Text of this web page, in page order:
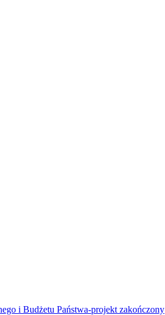
i Budżetu Państwa-projekt zakończony